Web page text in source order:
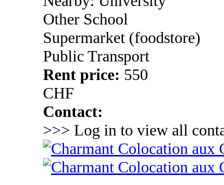
Other School
Supermarket (foodstore)
Public Transport
Rent price: 550
CHF
Contact:
>>> Log in to view all